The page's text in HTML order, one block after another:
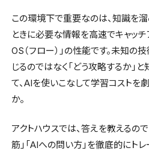
この環境下で重要なのは、知識を
ときに必要な情報を高速でキャッチ
OS（フロー）」の性能です。未知の
じるのではなく「どう攻略するか」
て、AIを使いこなして学習コストを
か。
アクトハウスでは、答えを教えるの
筋」「AIへの問い方」を徹底的にト